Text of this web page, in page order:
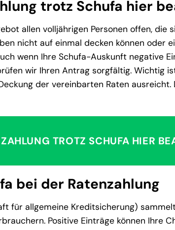
trotz Schufa hier
allen volljährigen Personen offen, die
nicht auf einmal decken können oder
wenn Ihre Schufa-Auskunft negative
wir Ihren Antrag sorgfältig. Wichtig
der vereinbarten Raten
TROTZ SCHUFA HIER
bei der Ratenzahlung
für allgemeine Kreditsicherung)
Positive Einträge können Ihre